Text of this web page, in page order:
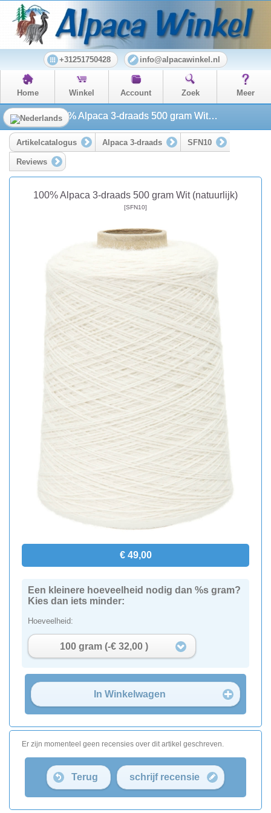
+31251750428 info@alpacawinkel.nl
Home Winkel Account Zoek Meer
100% Alpaca 3-draads 500 gram Wit (natuurlijk)
Artikelcatalogus Alpaca 3-draads SFN10
Reviews
100% Alpaca 3-draads 500 gram Wit (natuurlijk)
[SFN10]
€ 49,00
Een kleinere hoeveelheid nodig dan %s gram?
Kies dan iets minder:
Hoeveelheid:
100 gram (-€ 32,00 )
In Winkelwagen
Er zijn momenteel geen recensies over dit artikel geschreven.
Terug schrijf recensie